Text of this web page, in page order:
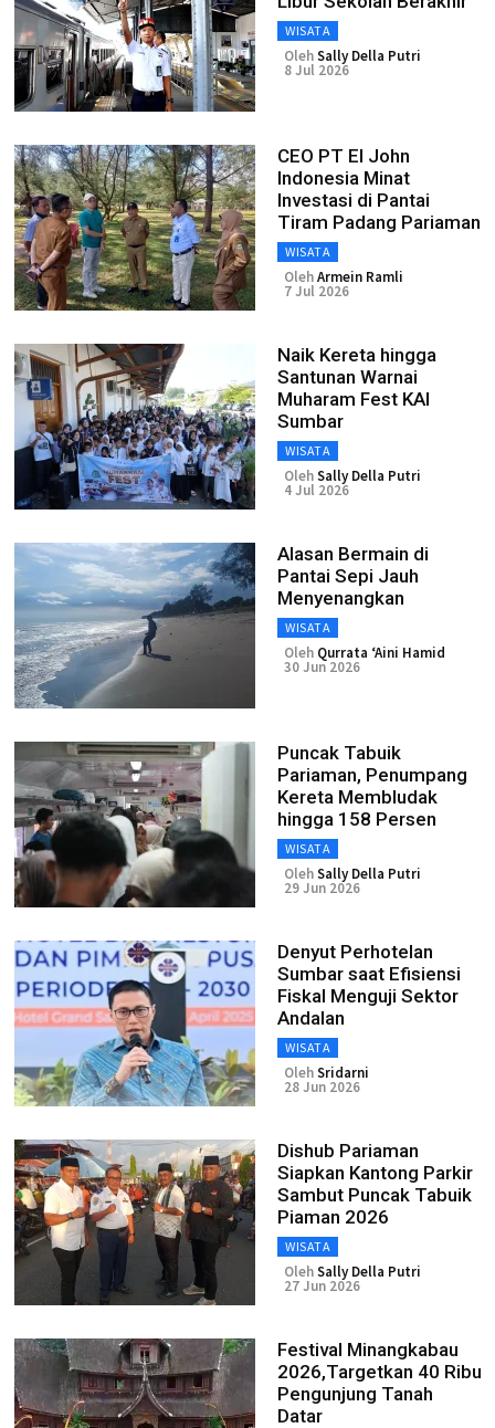
WISATA
OlehSally Della Putri
8 Jul 2026
CEO PT El John
Indonesia Minat
Investasi di Pantai
Tiram Padang Pariaman
WISATA
OlehArmein Ramli
7 Jul 2026
Naik Kereta hingga
Santunan Warnai
Muharam Fest KAI
Sumbar
WISATA
OlehSally Della Putri
4 Jul 2026
Alasan Bermain di
Pantai Sepi Jauh
Menyenangkan
WISATA
Oleh Qurrata ‘Aini Hamid
30 Jun 2026
Puncak Tabuik
Pariaman, Penumpang
Kereta Membludak
hingga 158 Persen
WISATA
OlehSally Della Putri
29 Jun 2026
Denyut Perhotelan
Sumbar saat Efisiensi
Fiskal Menguji Sektor
Andalan
WISATA
OlehSridarni
28 Jun 2026
Dishub Pariaman
Siapkan Kantong Parkir
Sambut Puncak Tabuik
Piaman 2026
WISATA
OlehSally Della Putri
27 Jun 2026
Festival Minangkabau
2026,Targetkan 40 Ribu
Pengunjung Tanah
Datar